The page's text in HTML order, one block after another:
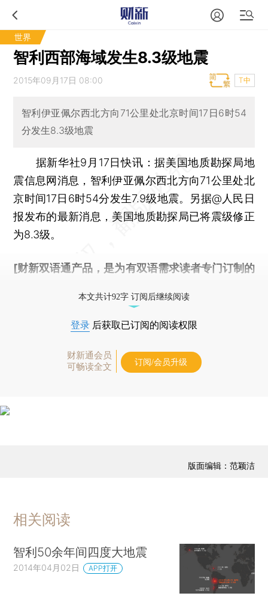
世界
智利西部海域发生8.3级地震
2015年09月17日 08:00 T中
智利伊亚佩尔西北方向71公里处北京时间17日6时54
分发生8.3级地震
据新华社9月17日快讯：据美国地质勘探局地
震信息网消息，智利伊亚佩尔西北方向71公里处北
京时间17日6时54分发生7.9级地震。另据@人民日
报发布的最新消息，美国地质勘探局已将震级修正
为8.3级。
[财新双语通产品，是为有双语需求读者专门订制的
本文共计92字 订阅后继续阅读
登录 后获取已订阅的阅读权限
财新通会员
可畅读全文
订阅/会员升级
版面编辑：范颖洁
相关阅读
智利50余年间四度大地震
2014年04月02日 APP打开